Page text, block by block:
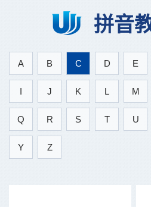
拼音
A B C D E
I J K L M
Q R S T U
Y Z